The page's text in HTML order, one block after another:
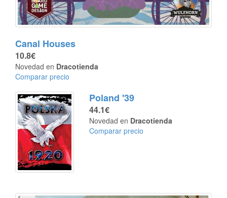
Canal Houses
10.8€
Novedad en Dracotienda
Comparar precio
Poland '39
44.1€
Novedad en Dracotienda
Comparar precio